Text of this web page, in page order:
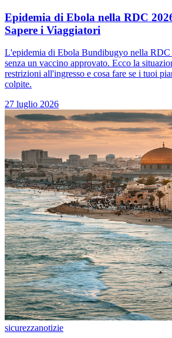
Epidemia di Ebola nella RDC
Sapere i Viaggiatori
L'epidemia di Ebola Bundibugyo nella RDC
senza un vaccino approvato. Ecco la
restrizioni all'ingresso e cosa fare se i tuoi
colpite.
27 luglio 2026
sicurezzanotizie